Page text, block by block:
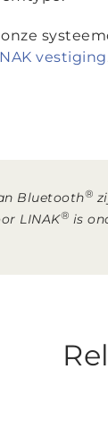
vestiging
Bluetooth®
LINAK® is